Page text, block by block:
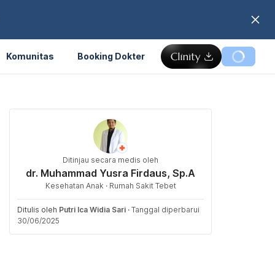
Komunitas Booking Dokter
Ditinjau secara medis oleh
dr. Muhammad Yusra Firdaus, Sp.A
Kesehatan Anak · Rumah Sakit Tebet
Ditulis oleh Putri Ica Widia Sari · Tanggal diperbarui
30/06/2025